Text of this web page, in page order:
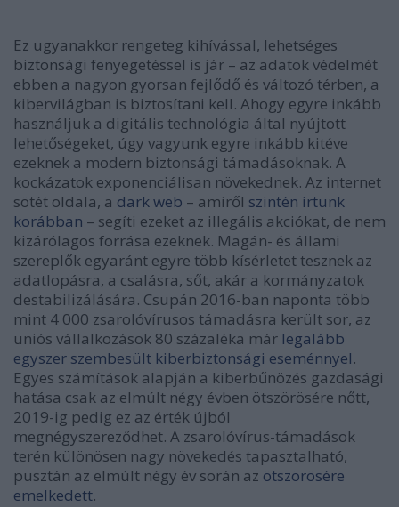
Ez ugyanakkor rengeteg kihívással, lehetséges
biztonsági fenyegetéssel is jár – az adatok védelmét
ebben a nagyon gyorsan fejlődő és változó térben, a
kibervilágban is biztosítani kell. Ahogy egyre inkább
használjuk a digitális technológia által nyújtott
lehetőségeket, úgy vagyunk egyre inkább kitéve
ezeknek a modern biztonsági támadásoknak. A
kockázatok exponenciálisan növekednek. Az internet
sötét oldala, a dark web – amiről szintén írtunk
korábban – segíti ezeket az illegális akciókat, de nem
kizárólagos forrása ezeknek. Magán- és állami
szereplők egyaránt egyre több kísérletet tesznek az
adatlopásra, a csalásra, sőt, akár a kormányzatok
destabilizálására. Csupán 2016-ban naponta több
mint 4 000 zsarolóvírusos támadásra került sor, az
uniós vállalkozások 80 százaléka már legalább
egyszer szembesült kiberbiztonsági eseménnyel.
Egyes számítások alapján a kiberbűnözés gazdasági
hatása csak az elmúlt négy évben ötszörösére nőtt,
2019-ig pedig ez az érték újból
megnégyszereződhet. A zsarolóvírus-támadások
terén különösen nagy növekedés tapasztalható,
pusztán az elmúlt négy év során az ötszörösére
emelkedett.